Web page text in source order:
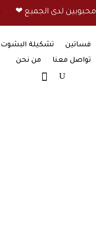
❤ محبوبين لدى الجميع
تشكيلة البشوت فساتين
من نحن
تواصل معنا